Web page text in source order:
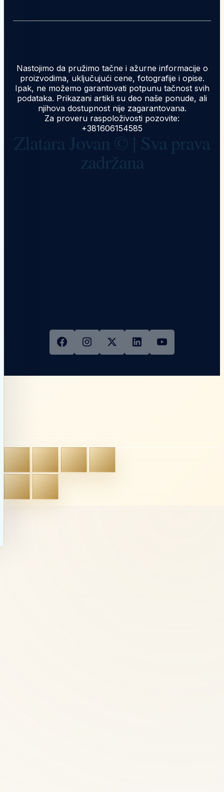
Nastojimo da pružimo tačne i ažurne informacije o
proizvodima, uključujući cene, fotografije i opise.
Ipak, ne možemo garantovati potpunu tačnost svih
podataka. Prikazani artikli su deo naše ponude, ali
njihova dostupnost nije zagarantovana.
Za proveru raspoloživosti pozovite:
+381606154585
Zlatara Jovan © | Sva prava
zadržana